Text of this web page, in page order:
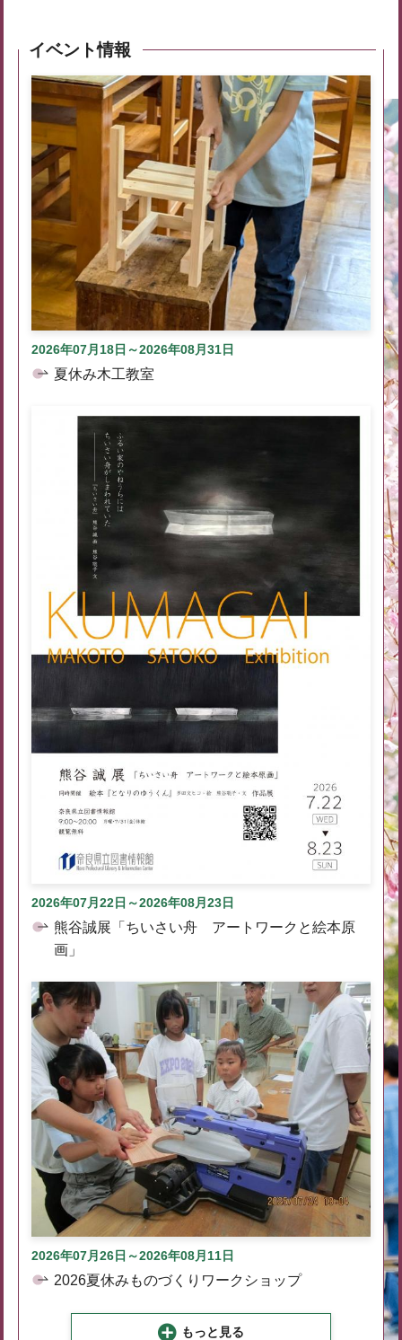
イベント情報
2026年07月18日～2026年08月31日
夏休み木工教室
2026年07月22日～2026年08月23日
熊谷誠展「ちいさい舟 アートワークと絵本原
画」
2026年07月26日～2026年08月11日
2026夏休みものづくりワークショップ
もっと見る